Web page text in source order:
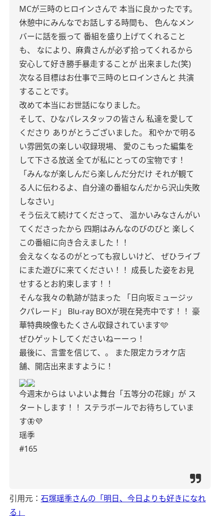
MCが三時のヒロインさんで 本当に良かったです。
休憩中にみんなでお話しする時間も、
色んなメン
バーに話を振って 番組を盛り上げてくれること
も、
なにより、麻貴さんが必ず拾ってくれるから
安心して好き勝手暴走することが 出来ました(笑)
次なる目標はお仕事で三時のヒロインさんと 共演
することです。
改めて本当にお世話になりました。
そして、ひなパレスタッフの皆さん 私達を愛して
くださり ありがとうございました。
和やかで明る
い雰囲気の楽しい収録現場、
愛のこもった編集を
して下さる放送全てが私にとっての宝物です！
「みんなが楽しんだら楽しんだ分だけ それが観て
る人に伝わるよ、自分達の番組なんだから沢山失敗
しなさい」
そう伝えて続けてくださって、
温かいみなさんがい
てくださったから 四期はみんなのびのびと 楽しく
この番組に向き合えました！！
会えなくなるのがとっても寂しいけど、
ぜひライブ
にまた遊びに来てください！！ 成長した姿をお見
せするとお約束します！！
そんな我々の軌跡が詰まった
「日向坂ミュージッ
クパレード」
Blu-ray BOXが現在発売中です！！ 豪
華特典映像もたくさん収録されています🩵
ぜひゲットしてくださいねーーっ！
最後に、言霊を信じて、。
また限定カラオケ店
舗、開店出来ますように！
今週末からは いよいよ舞台「五等分の花嫁」が ス
タートします！！ ステラボールでお待ちしていま
す🦋💜
瑶季
#165
引用元： 石塚瑶季さんの「明日、今日よりも好きになれ
る」